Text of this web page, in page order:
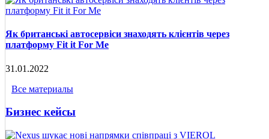
Як британські автосервіси знаходять клієнтів через
платформу Fit it For Me
31.01.2022
Все материалы
Бизнес кейсы